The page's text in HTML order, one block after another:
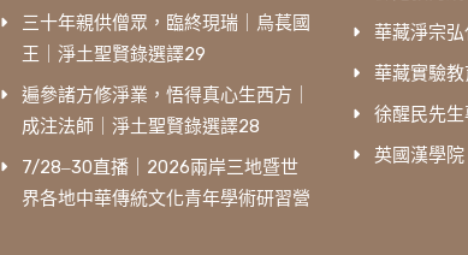
三十年親供僧眾，臨終現瑞｜烏萇國
王｜淨土聖賢錄選譯29
遍參諸方修淨業，悟得真心生西方｜
成注法師｜淨土聖賢錄選譯28
7/28‒30直播｜2026兩岸三地暨世
界各地中華傳統文化青年學術研習營
華藏淨宗弘
華藏實驗
徐醒民先生
英國漢學院